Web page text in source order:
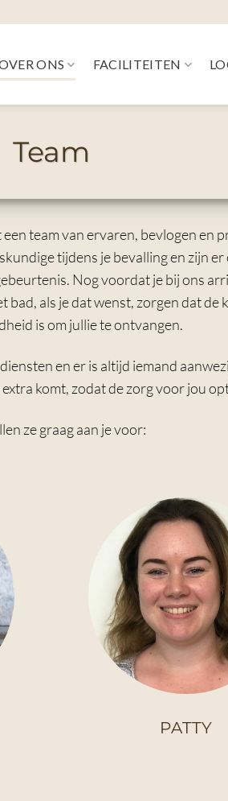
ONS FACILITEITEN
Team
team van ervaren, bevlogen en
tijdens je bevalling en zijn
Nog voordat je bij ons
bad, als je dat wenst, zorgen dat de
is om jullie te ontvangen.
en er is altijd iemand
komt, zodat de zorg voor jou
ze graag aan je voor:
PATTY